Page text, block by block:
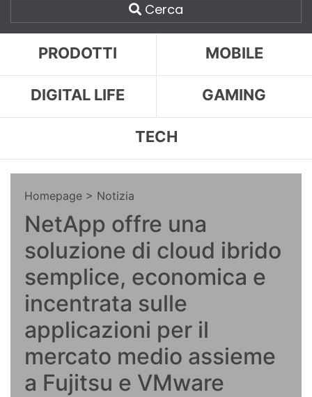
Cerca
PRODOTTI MOBILE
DIGITAL LIFE GAMING
TECH
Homepage > Notizia
NetApp offre una
soluzione di cloud ibrido
semplice, economica e
incentrata sulle
applicazioni per il
mercato medio assieme
a Fujitsu e VMware